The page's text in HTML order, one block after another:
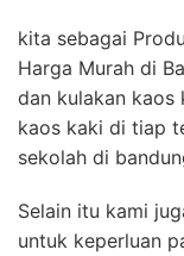
kita sebagai
Harga Murah di
dan kulakan kaos
kaos kaki di tiap
sekolah di
Selain itu kami
untuk keperluan